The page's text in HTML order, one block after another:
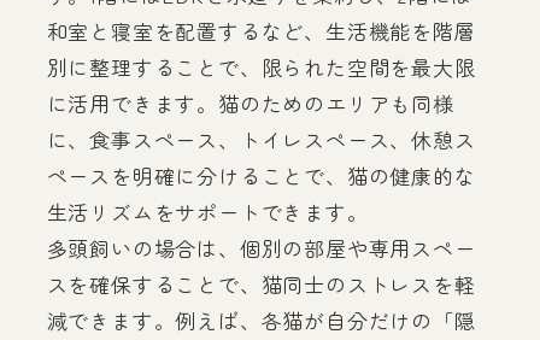
和室と寝室を配置するなど、生活機能を階層
別に整理することで、限られた空間を最大限
に活用できます。猫のためのエリアも同様
に、食事スペース、トイレスペース、休憩ス
ペースを明確に分けることで、猫の健康的な
生活リズムをサポートできます。
多頭飼いの場合は、個別の部屋や専用スペー
スを確保することで、猫同士のストレスを軽
減できます。例えば、各猫が自分だけの「隠